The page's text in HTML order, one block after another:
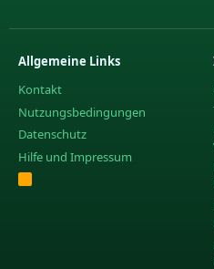
Allgemeine Links
Kontakt
Nutzungsbedingungen
Datenschutz
Hilfe und Impressum
R